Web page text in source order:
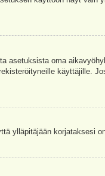
asetuksista oma
käyttäjille.
ylläpitäjään korjataksesi